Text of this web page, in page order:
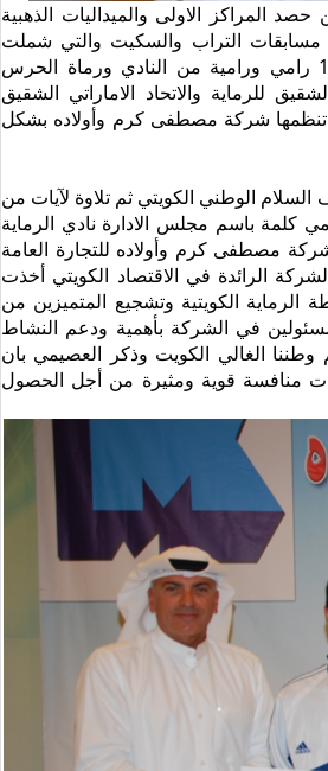
المراكز الاولى والميداليات الذهبية
مسابقات التراب والسكيت والتي شملت
عليها البطولة حيث شارك بها حوالي 120 رامي ورامية من النادي ورماة الحرس
للرماية والاتحاد الاماراتي الشقيق
تنظمها شركة مصطفى كرم وأولاده بشكل
الوطني الكويتي ثم تلاوة لآيات من
كلمة باسم مجلس الادارة نادي الرماية
مصطفى كرم وأولاده للتجارة العامة
الرائدة في الاقتصاد الكويتي أخذت
الكويتية وتشجيع المتميزين من
في الشركة بأهمية ودعم النشاط
الغالي الكويت وذكر العصيمي بان
ورامية وشهدت منافسة قوية ومثيرة من أجل الحصول